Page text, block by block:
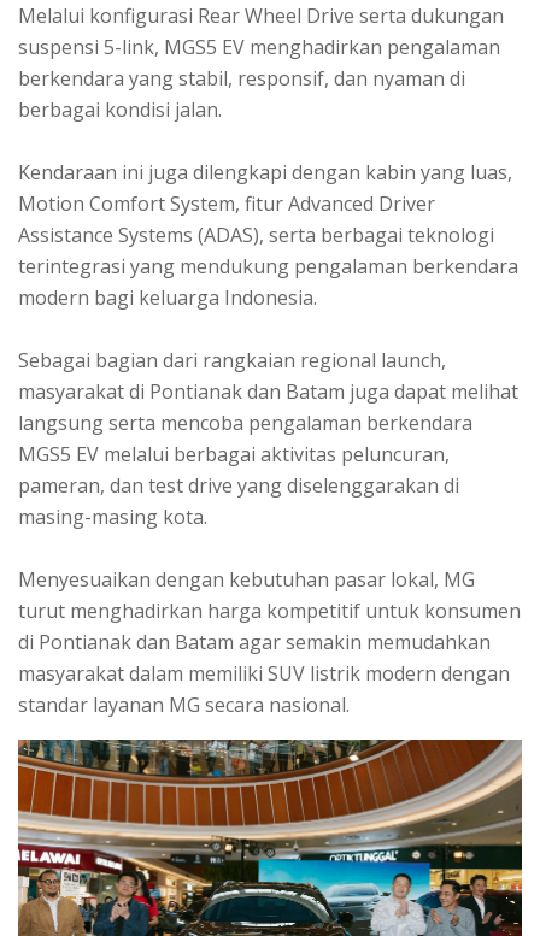
Melalui konfigurasi Rear Wheel Drive serta dukungan
suspensi 5-link, MGS5 EV menghadirkan pengalaman
berkendara yang stabil, responsif, dan nyaman di
berbagai kondisi jalan.
Kendaraan ini juga dilengkapi dengan kabin yang luas,
Motion Comfort System, fitur Advanced Driver
Assistance Systems (ADAS), serta berbagai teknologi
terintegrasi yang mendukung pengalaman berkendara
modern bagi keluarga Indonesia.
Sebagai bagian dari rangkaian regional launch,
masyarakat di Pontianak dan Batam juga dapat melihat
langsung serta mencoba pengalaman berkendara
MGS5 EV melalui berbagai aktivitas peluncuran,
pameran, dan test drive yang diselenggarakan di
masing-masing kota.
Menyesuaikan dengan kebutuhan pasar lokal, MG
turut menghadirkan harga kompetitif untuk konsumen
di Pontianak dan Batam agar semakin memudahkan
masyarakat dalam memiliki SUV listrik modern dengan
standar layanan MG secara nasional.